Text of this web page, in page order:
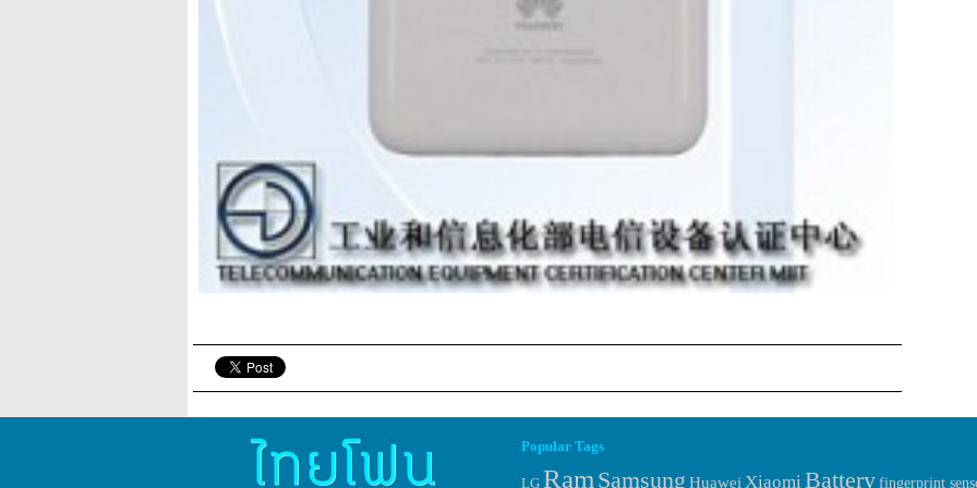
Popular Tags
LG Ram Samsung Huawei XiaomiBatteryfingerprint